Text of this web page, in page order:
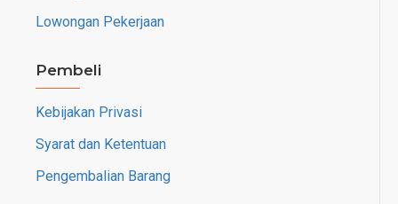
Lowongan Pekerjaan
Pembeli
Kebijakan Privasi
Syarat dan Ketentuan
Pengembalian Barang